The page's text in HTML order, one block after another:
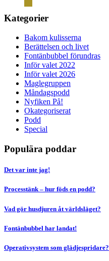
Kategorier
Bakom kulisserna
Berättelsen och livet
Fontänbubbel förundras
Inför valet 2022
Inför valet 2026
Maglegruppen
Måndagspodd
Nyfiken På!
Okategoriserat
Podd
Special
Populära poddar
Det var inte jag!
Processtänk – hur föds en podd?
Vad gör husdjuren åt världsläget?
Fontänbubbel har landat!
Operativsystem som glädjespridare?